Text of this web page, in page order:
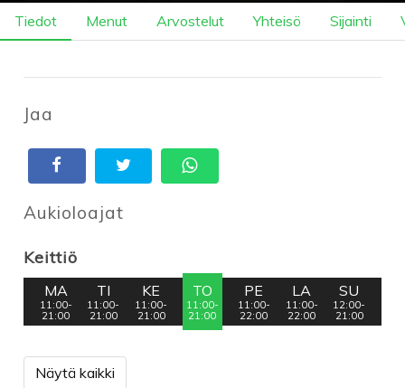
Tiedot Menut Arvostelut Yhteisö Sijainti
Jaa
Aukioloajat
Keittiö
MA
11:00-
21:00
TI
11:00-
21:00
KE
11:00-
21:00
TO
11:00-
21:00
PE
11:00-
22:00
LA
11:00-
22:00
SU
12:00-
21:00
Näytä kaikki